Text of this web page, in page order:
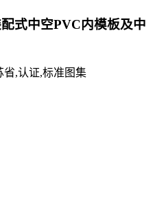
式中空PVC内模板及中